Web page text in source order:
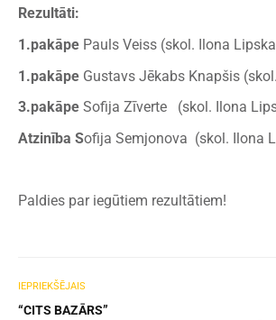
Rezultāti:
1.pakāpe Pauls Veiss (skol. Ilona
1.pakāpe Gustavs Jēkabs Knapšis
3.pakāpe Sofija Zīverte (skol. Ilona
Atzinība Sofija Semjonova (skol. Ilona
Paldies par iegūtiem rezultātiem!
IEPRIEKŠĒJAIS
“CITS BAZĀRS”